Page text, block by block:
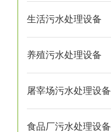
生活污水处理设备
养殖污水处理设备
屠宰场污水处理设备
食品厂污水处理设备